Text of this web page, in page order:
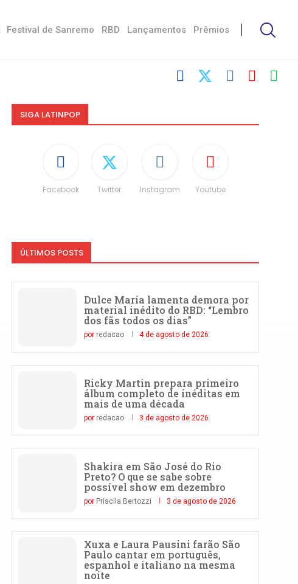
Festival de Sanremo RBD Lançamentos Prêmios
SIGA LATINPOP
Facebook Twitter Instagram Youtube
ÚLTIMOS POSTS
Dulce María lamenta demora por
material inédito do RBD: “Lembro
dos fãs todos os dias”
por redacao 4 de agosto de 2026
Ricky Martin prepara primeiro
álbum completo de inéditas em
mais de uma década
por redacao 3 de agosto de 2026
Shakira em São José do Rio
Preto? O que se sabe sobre
possível show em dezembro
por Priscila Bertozzi 3 de agosto de 2026
Xuxa e Laura Pausini farão São
Paulo cantar em português,
espanhol e italiano na mesma
noite